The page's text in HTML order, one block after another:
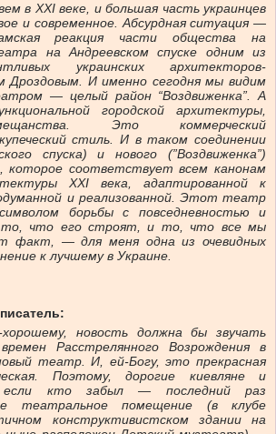
в ХХІ веке, и большая часть украинцев
и современное. Абсурдная ситуация —
реакция части общества на
на Андреевском спуске одним из
украинских архитекторов-
Дроздовым. И именно сегодня мы видим
— целый район “Воздвиженка”. А
городской архитектуры,
Это коммерческий
стиль. И в таком соединении
спуска) и нового (”Воздвиженка”)
которое соответствует всем канонам
ХХІ века, адаптированной к
и реализованной. Этот театр
борьбы с повседневностью и
что его строят, и то, что все мы
факт, — для меня одна из очевидных
к лучшему в Украине.
новость должна бы звучать
Расстрелянного Возрождения в
театр. И, ей-Богу, это прекрасная
Поэтому, дорогие киевляне и
если кто забыл — последний раз
театральное помещение (в клубе
конструктивистском здании на